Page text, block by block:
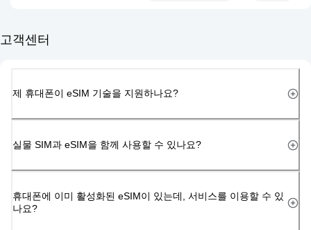
고객센터
제 휴대폰이 eSIM 기술을 지원하나요?
실물 SIM과 eSIM을 함께 사용할 수 있나요?
휴대폰에 이미 활성화된 eSIM이 있는데, 서비스를 이용할 수 있
나요?